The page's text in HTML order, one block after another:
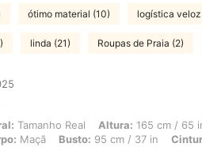
ótimo material (10) logística
linda (21) Roupas de Praia (2)
Real, Altura: 165 cm / 65 in,
Tamanho Real Altura: 165 cm / 65
Maçã Busto: 95 cm / 37 in